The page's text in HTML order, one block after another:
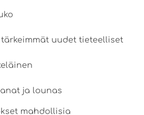
tärkeimmät uudet tieteelliset
ja lounas
mahdollisia